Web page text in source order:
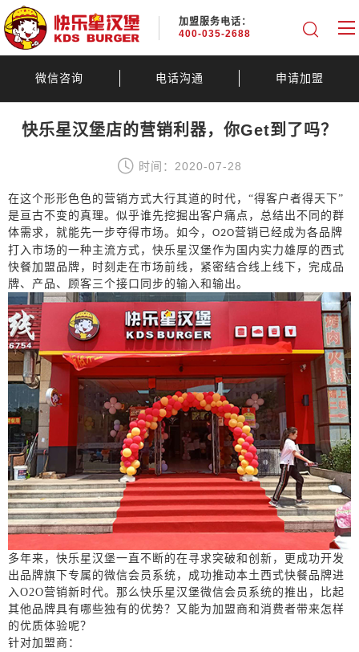
加盟服务电话：
400-035-2688
微信咨询 电话沟通 申请加盟
快乐星汉堡店的营销利器，你Get到了吗？
时间：2020-07-28
在这个形形色色的营销方式大行其道的时代， “得客户者得天下”
是亘古不变的真理。似乎谁先挖掘出客户痛点，总结出不同的群
体需求，就能先一步夺得市场。如今， O2O营销已经成为各品牌
打入市场的一种主流方式，快乐星汉堡作为国内实力雄厚的西式
快餐加盟品牌，时刻走在市场前线，紧密结合线上线下，完成品
牌、产品、顾客三个接口同步的输入和输出。
多年来，快乐星汉堡一直不断的在寻求突破和创新，更成功开发
出品牌旗下专属的微信会员系统，成功推动本土西式快餐品牌进
入 O2O营销新时代。那么快乐星汉堡微信会员系统的推出，比起
其他品牌具有哪些独有的优势？又能为加盟商和消费者带来怎样
的优质体验呢？
针对加盟商：